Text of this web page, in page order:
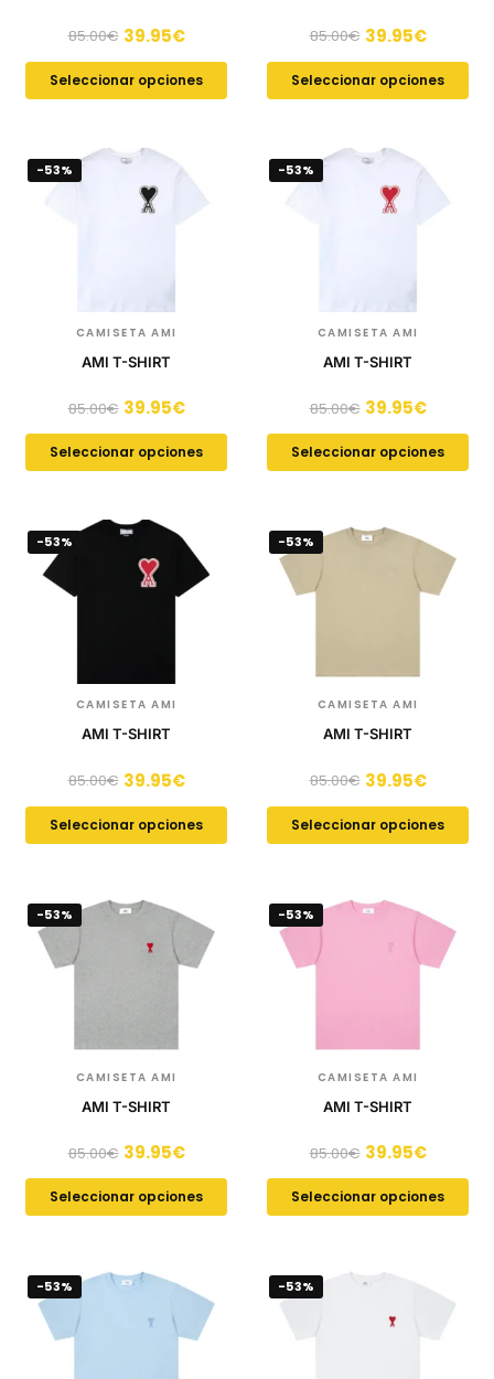
85.00€ 39.95€
Seleccionar opciones
85.00€ 39.95€
Seleccionar opciones
-53%
CAMISETA AMI
AMI T-SHIRT
85.00€ 39.95€
Seleccionar opciones
-53%
CAMISETA AMI
AMI T-SHIRT
85.00€ 39.95€
Seleccionar opciones
-53%
CAMISETA AMI
AMI T-SHIRT
85.00€ 39.95€
Seleccionar opciones
-53%
CAMISETA AMI
AMI T-SHIRT
85.00€ 39.95€
Seleccionar opciones
-53%
CAMISETA AMI
AMI T-SHIRT
85.00€ 39.95€
Seleccionar opciones
-53%
CAMISETA AMI
AMI T-SHIRT
85.00€ 39.95€
Seleccionar opciones
-53% -53%